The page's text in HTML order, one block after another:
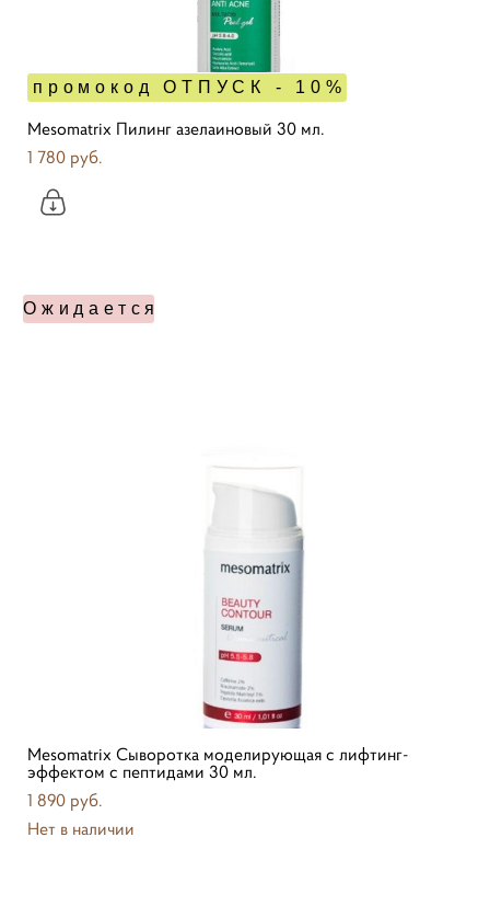
промокод ОТПУСК - 10%
Mesomatrix Пилинг азелаиновый 30 мл.
1 780 pуб.
Ожидается
Mesomatrix Сыворотка моделирующая с лифтинг-
эффектом с пептидами 30 мл.
1 890 pуб.
Нет в наличии